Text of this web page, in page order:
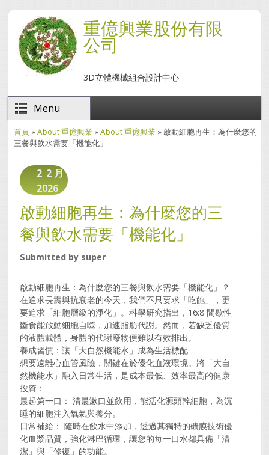
移至主內容 重億興業股份有限
公司
3D立體機械組合設計中心
Menu
您在這裡
首頁 »About 重億興業 »About 重億興業 » 啟動細胞再生：為什麼您的
三餐與飲水需要「機能化」
2 2 月
2026
啟動細胞再生：為什麼您的三
餐與飲水需要「機能化」
Submitted by super
啟動細胞再生：為什麼您的三餐與飲水需要「機能化」？
​在追求長壽與抗衰老的今天，我們不只要求「吃飽」，更
要追求「細胞層級的淨化」。科學研究指出，16:8 間歇性
斷食能啟動細胞自噬，加速脂肪代謝。然而，若缺乏優質
的液體載體，身體的代謝廢物便難以有效排出。
​養成習慣：讓「大自然機能水」成為生活標配
​想要遠離心血管風險，關鍵在於優化血液環境。將「大自
然機能水」融入日常生活，是成本最低、效率最高的健康
投資：
​晨起第一口： 清晨漱口並飲用，能活化源頭幹細胞，為沉
睡的細胞注入氧氣與養分。
​日常補給： 隨時在飲水中添加，透過其獨特的礦膜技術優
化血漿品質，強化淋巴循環，讓您的每一口水都具備「清
潔」與「修復」的功能。